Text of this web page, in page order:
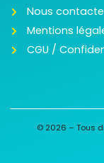
Nous
Mentions
CGU /
© 2026 – Tous